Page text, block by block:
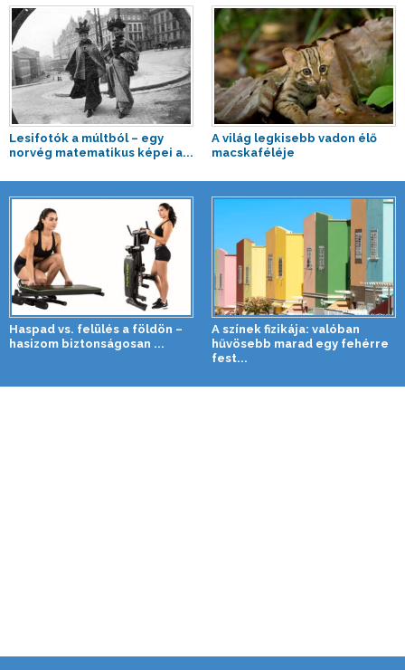
Lesifotók a múltból – egy
norvég matematikus képei a...
A világ legkisebb vadon élő
macskaféléje
Haspad vs. felülés a földön –
hasizom biztonságosan ...
A színek fizikája: valóban
hűvösebb marad egy fehérre
fest...